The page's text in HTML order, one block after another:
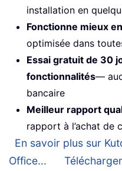
installation en
Fonctionne mieux
optimisée dans
Essai gratuit de 30
fonctionnalités—
bancaire
Meilleur rapport
rapport à l’achat de
En savoir plus sur
Office...